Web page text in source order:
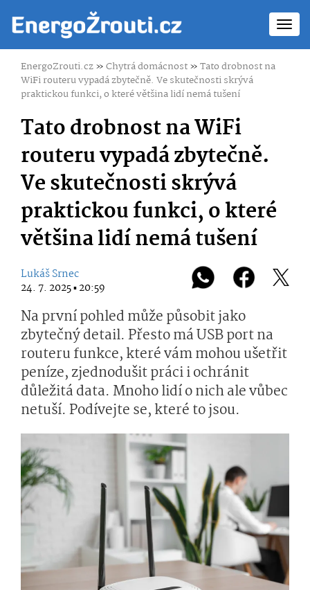
EnergoZrouti.cz»Chytrá domácnost»Tato drobnost na
WiFi routeru vypadá zbytečně. Ve skutečnosti skrývá
praktickou funkci, o které většina lidí nemá tušení
Tato drobnost na WiFi
routeru vypadá zbytečně.
Ve skutečnosti skrývá
praktickou funkci, o které
většina lidí nemá tušení
Lukáš Srnec
24. 7. 2025 ▪ 20:59
Na první pohled může působit jako
zbytečný detail. Přesto má USB port na
routeru funkce, které vám mohou ušetřit
peníze, zjednodušit práci i ochránit
důležitá data. Mnoho lidí o nich ale vůbec
netuší. Podívejte se, které to jsou.